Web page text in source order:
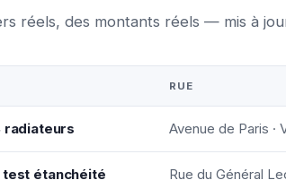
réels, des montants réels — mis à
RUE
radiateurs Avenue de Paris ·
test étanchéité Rue du Général